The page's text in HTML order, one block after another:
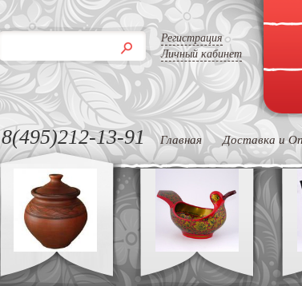
Регистрация
Личный кабинет
8(495)212-13-91 Главная Доставка и